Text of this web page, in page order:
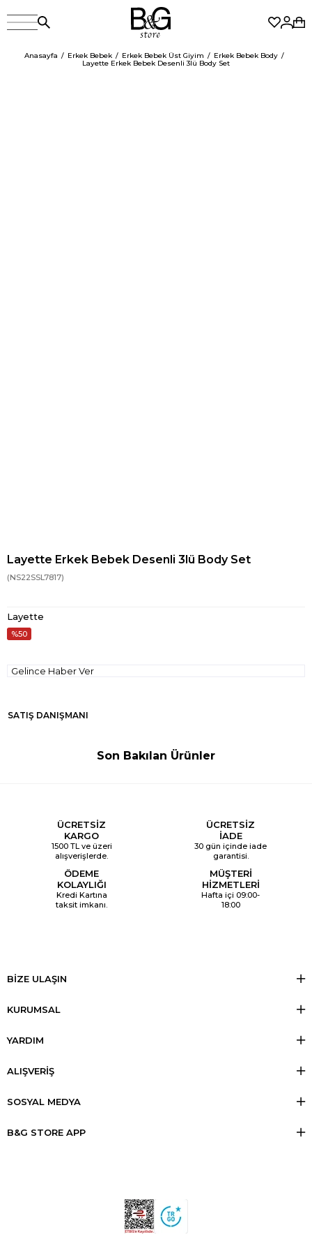
Anasayfa Erkek Bebek Erkek Bebek Üst Giyim
Erkek Bebek Body
Layette Erkek Bebek Desenli 3lü Body Set
Layette Erkek Bebek Desenli 3lü Body Set
(NS22SSL7817)
Layette
50
Gelince Haber Ver
SATIŞ DANIŞMANI
Son Bakılan Ürünler
ÜCRETSİZ
KARGO
1500 TL ve üzeri
alışverişlerde.
ÜCRETSİZ
İADE
30 gün içinde iade
garantisi.
ÖDEME
KOLAYLIĞI
Kredi Kartına
taksit imkanı.
MÜŞTERİ
HİZMETLERİ
Hafta içi 09:00-
18:00
BİZE ULAŞIN
KURUMSAL
YARDIM
ALIŞVERİŞ
SOSYAL MEDYA
B&G STORE APP